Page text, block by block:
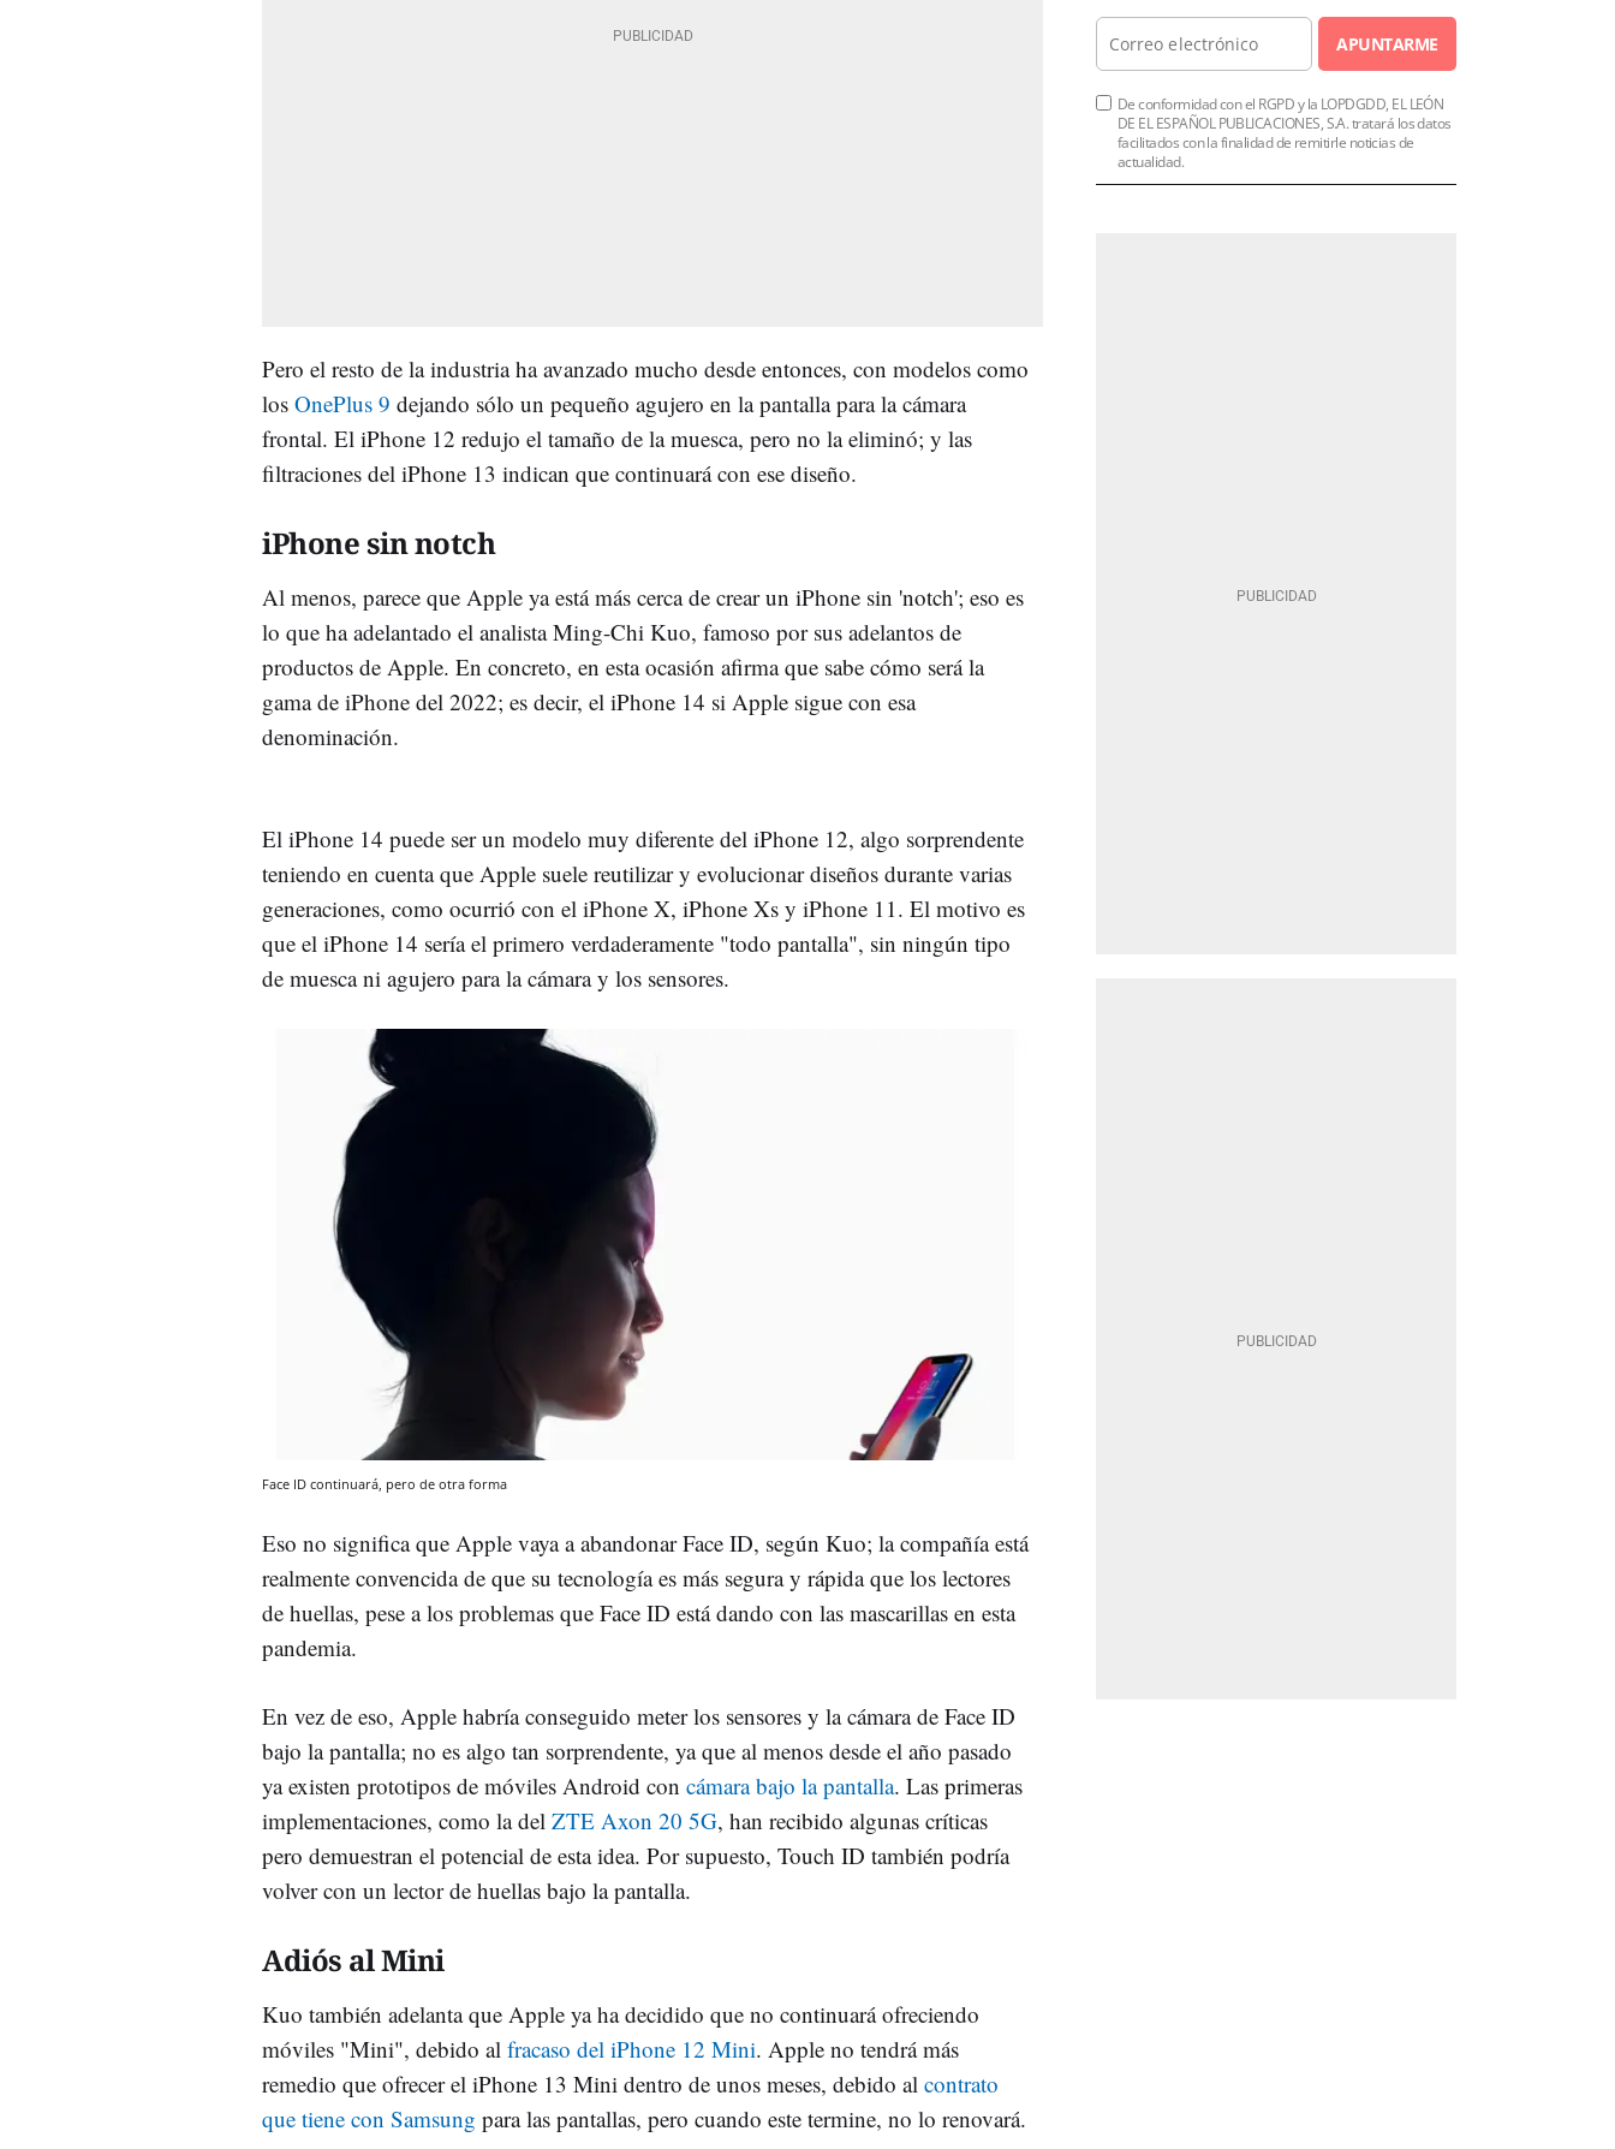
Pero el resto de la industria ha avanzado mucho desde entonces, con modelos como
los OnePlus 9 dejando sólo un pequeño agujero en la pantalla para la cámara
frontal. El iPhone 12 redujo el tamaño de la muesca, pero no la eliminó; y las
filtraciones del iPhone 13 indican que continuará con ese diseño.
iPhone sin notch
Al menos, parece que Apple ya está más cerca de crear un iPhone sin 'notch'; eso es
lo que ha adelantado el analista Ming-Chi Kuo, famoso por sus adelantos de
productos de Apple. En concreto, en esta ocasión afirma que sabe cómo será la
gama de iPhone del 2022; es decir, el iPhone 14 si Apple sigue con esa
denominación.
El iPhone 14 puede ser un modelo muy diferente del iPhone 12, algo sorprendente
teniendo en cuenta que Apple suele reutilizar y evolucionar diseños durante varias
generaciones, como ocurrió con el iPhone X, iPhone Xs y iPhone 11. El motivo es
que el iPhone 14 sería el primero verdaderamente "todo pantalla", sin ningún tipo
de muesca ni agujero para la cámara y los sensores.
Face ID continuará, pero de otra forma
Eso no significa que Apple vaya a abandonar Face ID, según Kuo; la compañía está
realmente convencida de que su tecnología es más segura y rápida que los lectores
de huellas, pese a los problemas que Face ID está dando con las mascarillas en esta
pandemia.
En vez de eso, Apple habría conseguido meter los sensores y la cámara de Face ID
bajo la pantalla; no es algo tan sorprendente, ya que al menos desde el año pasado
ya existen prototipos de móviles Android con cámara bajo la pantalla. Las primeras
implementaciones, como la del ZTE Axon 20 5G, han recibido algunas críticas
pero demuestran el potencial de esta idea. Por supuesto, Touch ID también podría
volver con un lector de huellas bajo la pantalla.
Adiós al Mini
Kuo también adelanta que Apple ya ha decidido que no continuará ofreciendo
móviles "Mini", debido al fracaso del iPhone 12 Mini. Apple no tendrá más
remedio que ofrecer el iPhone 13 Mini dentro de unos meses, debido al contrato
que tiene con Samsung para las pantallas, pero cuando este termine, no lo renovará.
APUNTARME
De conformidad con el RGPD y la LOPDGDD, EL LEÓN
DE EL ESPAÑOL PUBLICACIONES, S.A. tratará los datos
facilitados con la finalidad de remitirle noticias de
actualidad.